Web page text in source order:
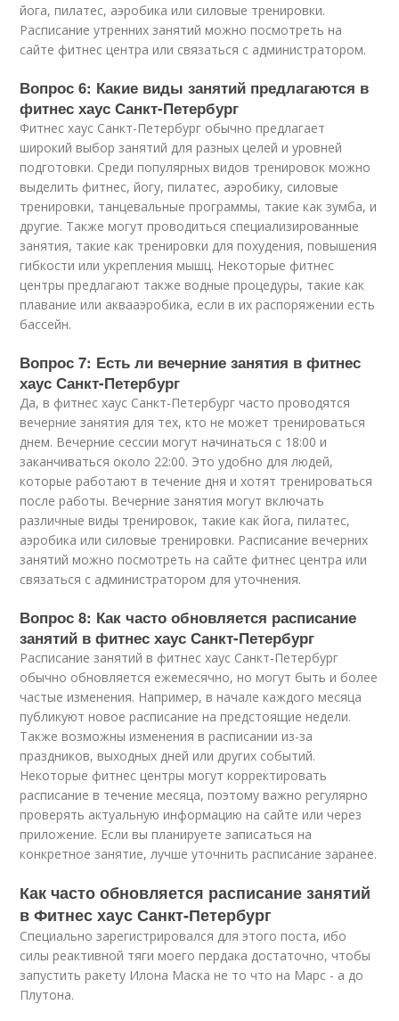
йога, пилатес, аэробика или силовые тренировки.
Расписание утренних занятий можно посмотреть на
сайте фитнес центра или связаться с администратором.
Вопрос 6: Какие виды занятий предлагаются в
фитнес хаус Санкт-Петербург
Фитнес хаус Санкт-Петербург обычно предлагает
широкий выбор занятий для разных целей и уровней
подготовки. Среди популярных видов тренировок можно
выделить фитнес, йогу, пилатес, аэробику, силовые
тренировки, танцевальные программы, такие как зумба, и
другие. Также могут проводиться специализированные
занятия, такие как тренировки для похудения, повышения
гибкости или укрепления мышц. Некоторые фитнес
центры предлагают также водные процедуры, такие как
плавание или аквааэробика, если в их распоряжении есть
бассейн.
Вопрос 7: Есть ли вечерние занятия в фитнес
хаус Санкт-Петербург
Да, в фитнес хаус Санкт-Петербург часто проводятся
вечерние занятия для тех, кто не может тренироваться
днем. Вечерние сессии могут начинаться с 18:00 и
заканчиваться около 22:00. Это удобно для людей,
которые работают в течение дня и хотят тренироваться
после работы. Вечерние занятия могут включать
различные виды тренировок, такие как йога, пилатес,
аэробика или силовые тренировки. Расписание вечерних
занятий можно посмотреть на сайте фитнес центра или
связаться с администратором для уточнения.
Вопрос 8: Как часто обновляется расписание
занятий в фитнес хаус Санкт-Петербург
Расписание занятий в фитнес хаус Санкт-Петербург
обычно обновляется ежемесячно, но могут быть и более
частые изменения. Например, в начале каждого месяца
публикуют новое расписание на предстоящие недели.
Также возможны изменения в расписании из-за
праздников, выходных дней или других событий.
Некоторые фитнес центры могут корректировать
расписание в течение месяца, поэтому важно регулярно
проверять актуальную информацию на сайте или через
приложение. Если вы планируете записаться на
конкретное занятие, лучше уточнить расписание заранее.
Как часто обновляется расписание занятий
в Фитнес хаус Санкт-Петербург
Cпециально зарегистрировался для этого поста, ибо
силы реактивной тяги моего пердака достаточно, чтобы
запустить ракету Илона Маска не то что на Марс - а до
Плутона.